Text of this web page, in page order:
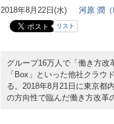
2018年8月22日(水) 河原 潤（
リスト
グループ16万人で「働き方
「Box」といった他社クラウ
る。2018年8月21日に東京都
の方向性で臨んだ働き方改革